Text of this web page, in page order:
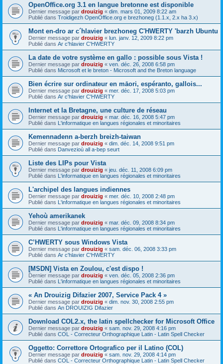
OpenOffice.org 3.1 en langue bretonne est disponible
Dernier message par drouizig « dim. mars 01, 2009 8:22 am
Publié dans Troidigezh OpenOffice.org e brezhoneg (1.1.x, 2.x ha 3.x)
Mont en-dro ar c´hlavier brezhoneg C'HWERTY 'barzh Ubuntu
Dernier message par drouizig « lun. janv. 12, 2009 8:22 pm
Publié dans Ar c'hlavier C'HWERTY
La date de votre système en gallo : possible sous Vista !
Dernier message par drouizig « ven. déc. 26, 2008 6:58 pm
Publié dans Microsoft et le breton - Microsoft and the Breton language
Bien écrire sur ordinateur en māori, espéranto, gallois...
Dernier message par drouizig « mer. déc. 17, 2008 5:03 pm
Publié dans Ar c'hlavier C'HWERTY
Internet et la Bretagne, une culture de réseau
Dernier message par drouizig « mar. déc. 16, 2008 5:47 pm
Publié dans L'informatique en langues régionales et minoritaires
Kemennadenn a-berzh breizh-taiwan
Dernier message par drouizig « dim. déc. 14, 2008 9:51 pm
Publié dans Danvezioù all a-bep seurt
Liste des LIPs pour Vista
Dernier message par drouizig « jeu. déc. 11, 2008 6:09 pm
Publié dans L'informatique en langues régionales et minoritaires
L'archipel des langues indiennes
Dernier message par drouizig « mer. déc. 10, 2008 2:48 pm
Publié dans L'informatique en langues régionales et minoritaires
Yehoù amerikanek
Dernier message par drouizig « mar. déc. 09, 2008 8:34 pm
Publié dans L'informatique en langues régionales et minoritaires
C’HWERTY sous Windows Vista
Dernier message par drouizig « sam. déc. 06, 2008 3:33 pm
Publié dans Ar c'hlavier C'HWERTY
[MSDN] Vista en Zoulou, c'est dispo !
Dernier message par drouizig « ven. déc. 05, 2008 2:36 pm
Publié dans L'informatique en langues régionales et minoritaires
« An Drouizig Difazier 2007, Service Pack 4 »
Dernier message par drouizig « dim. nov. 30, 2008 2:55 pm
Publié dans An DROUIZIG Difazier
Download COL2.x, the latin spellchecker for Microsoft Office
Dernier message par drouizig « sam. nov. 29, 2008 4:16 pm
Publié dans COL - Correcteur Orthographique Latin - Latin Spell Checker
Oggetto: Correttore Ortografico per il Latino (COL)
Dernier message par drouizig « sam. nov. 29, 2008 4:14 pm
Publié dans COL - Correcteur Orthographique Latin - Latin Spell Checker